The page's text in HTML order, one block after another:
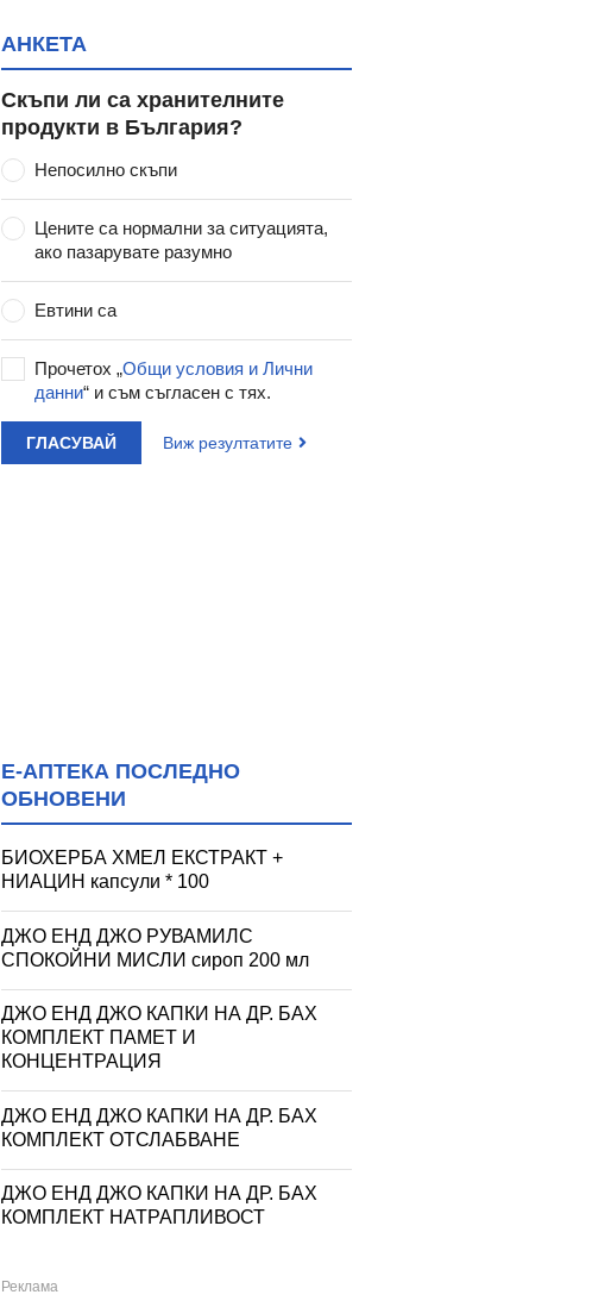
АНКЕТА
Скъпи ли са хранителните
продукти в България?
Непосилно скъпи
Цените са нормални за ситуацията,
ако пазарувате разумно
Евтини са
Прочетох „Общи условия и Лични
данни“ и съм съгласен с тях.
ГЛАСУВАЙ Виж резултатите
Е-АПТЕКА ПОСЛЕДНО
ОБНОВЕНИ
БИОХЕРБА ХМЕЛ ЕКСТРАКТ +
НИАЦИН капсули * 100
ДЖО ЕНД ДЖО РУВАМИЛС
СПОКОЙНИ МИСЛИ сироп 200 мл
ДЖО ЕНД ДЖО КАПКИ НА ДР. БАХ
КОМПЛЕКТ ПАМЕТ И
КОНЦЕНТРАЦИЯ
ДЖО ЕНД ДЖО КАПКИ НА ДР. БАХ
КОМПЛЕКТ ОТСЛАБВАНЕ
ДЖО ЕНД ДЖО КАПКИ НА ДР. БАХ
КОМПЛЕКТ НАТРАПЛИВОСТ